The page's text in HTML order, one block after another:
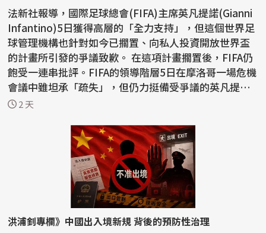
法新社報導，國際足球總會(FIFA)主席英凡提諾(Gianni
Infantino)5日獲得高層的「全力支持」，但這個世界足
球管理機構也針對如今已擱置、向私人投資開放世界盃
的計畫所引發的爭議致歉。 在這項計畫擱置後，FIFA仍
飽受一連串批評。FIFA的領導階層5日在摩洛哥一場危機
會議中雖坦承「疏失」，但仍力挺備受爭議的英凡提
諾...2 天
洪浦釗專欄》中國出入境新規 背後的預防性治理